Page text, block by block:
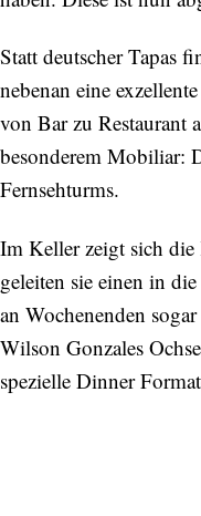
Statt deutscher Tapas
nebenan eine
von Bar zu Restaurant
besonderem Mobiliar:
Fernsehturms.
Im Keller zeigt sich die
geleiten sie einen in
an Wochenenden
Wilson Gonzales
spezielle Dinner